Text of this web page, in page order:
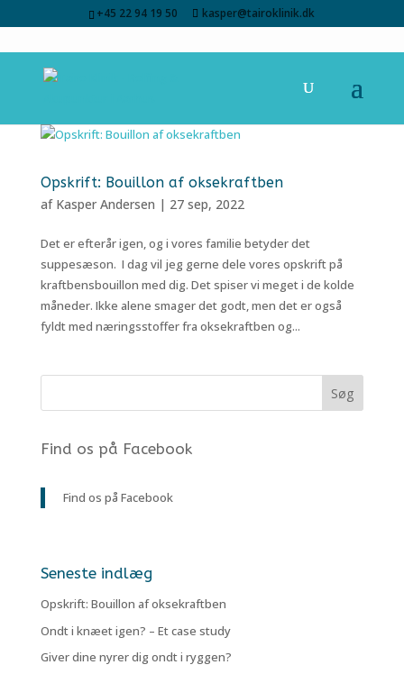
+45 22 94 19 50 kasper@tairoklinik.dk
Opskrift: Bouillon af oksekraftben
af Kasper Andersen | 27 sep, 2022
Det er efterår igen, og i vores familie betyder det
suppesæson. I dag vil jeg gerne dele vores opskrift på
kraftbensbouillon med dig. Det spiser vi meget i de kolde
måneder. Ikke alene smager det godt, men det er også
fyldt med næringsstoffer fra oksekraftben og...
Find os på Facebook
Find os på Facebook
Seneste indlæg
Opskrift: Bouillon af oksekraftben
Ondt i knæet igen? – Et case study
Giver dine nyrer dig ondt i ryggen?